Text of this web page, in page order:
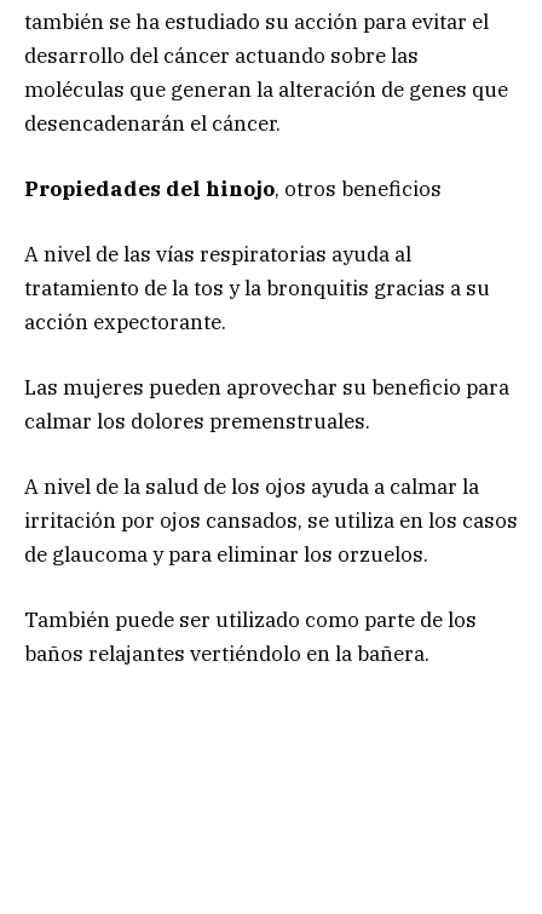
también se ha estudiado su acción para evitar el
desarrollo del cáncer actuando sobre las
moléculas que generan la alteración de genes que
desencadenarán el cáncer.
Propiedades del hinojo, otros beneficios
A nivel de las vías respiratorias ayuda al
tratamiento de la tos y la bronquitis gracias a su
acción expectorante.
Las mujeres pueden aprovechar su beneficio para
calmar los dolores premenstruales.
A nivel de la salud de los ojos ayuda a calmar la
irritación por ojos cansados, se utiliza en los casos
de glaucoma y para eliminar los orzuelos.
También puede ser utilizado como parte de los
baños relajantes vertiéndolo en la bañera.